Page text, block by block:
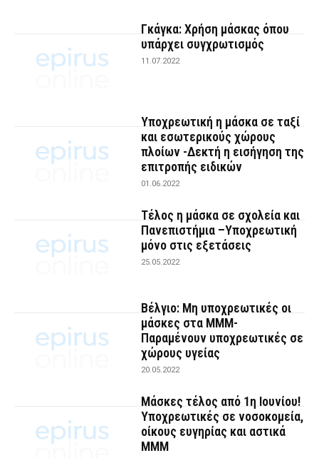
Γκάγκα: Χρήση μάσκας όπου
υπάρχει συγχρωτισμός
11.07.2022
Υποχρεωτική η μάσκα σε ταξί
και εσωτερικούς χώρους
πλοίων -Δεκτή η εισήγηση της
επιτροπής ειδικών
01.06.2022
Τέλος η μάσκα σε σχολεία και
Πανεπιστήμια –Υποχρεωτική
μόνο στις εξετάσεις
25.05.2022
Βέλγιο: Μη υποχρεωτικές οι
μάσκες στα ΜΜΜ-
Παραμένουν υποχρεωτικές σε
χώρους υγείας
20.05.2022
Μάσκες τέλος από 1η Ιουνίου!
Yποχρεωτικές σε νοσοκομεία,
οίκους ευγηρίας και αστικά
ΜΜΜ